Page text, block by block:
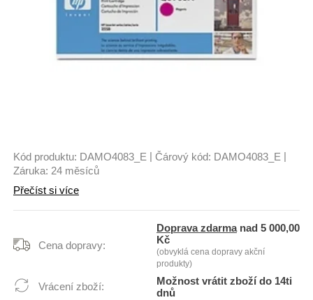
Kód produktu: DAMO4083_E Čárový kód: DAMO4083_E
Záruka: 24 měsíců
Přečíst si více
Cena dopravy:
Doprava zdarmanad 5 000,00
Kč
(obvyklá cena dopravy akční
produkty)
Vrácení zboží:
Možnost vrátit zboží do 14ti
dnů